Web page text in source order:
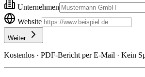
Unternehmen
Website
Weiter
Kostenlos · PDF-Bericht per E-Mail · Kein